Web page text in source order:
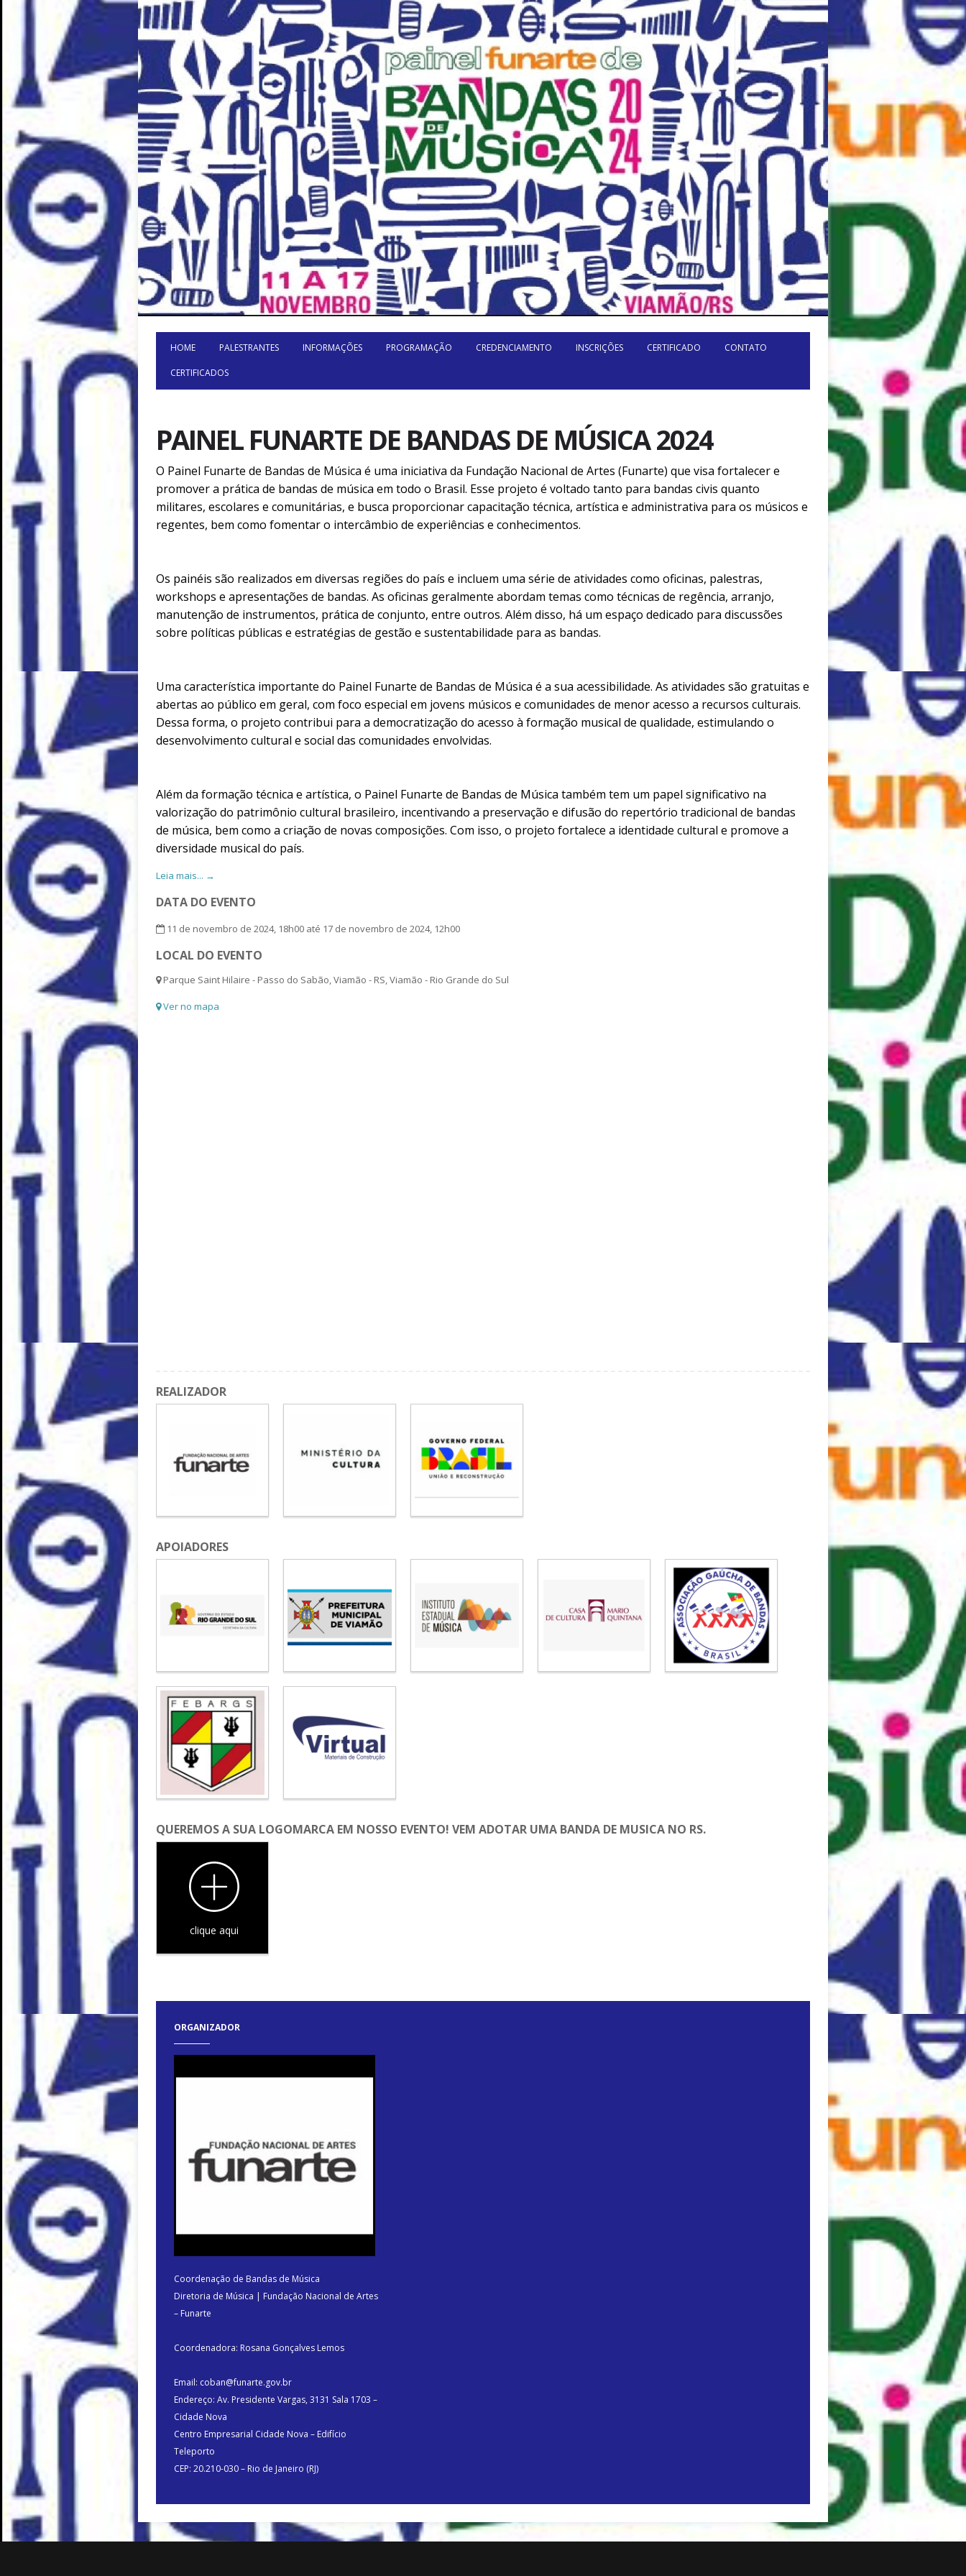
HOME PALESTRANTES INFORMAÇÕES PROGRAMAÇÃO CREDENCIAMENTO INSCRIÇÕES CERTIFICADO CONTATO
CERTIFICADOS
PAINEL FUNARTE DE BANDAS DE MÚSICA 2024
O Painel Funarte de Bandas de Música é uma iniciativa da Fundação Nacional de Artes (Funarte) que visa fortalecer e
promover a prática de bandas de música em todo o Brasil. Esse projeto é voltado tanto para bandas civis quanto
militares, escolares e comunitárias, e busca proporcionar capacitação técnica, artística e administrativa para os músicos e
regentes, bem como fomentar o intercâmbio de experiências e conhecimentos.
Os painéis são realizados em diversas regiões do país e incluem uma série de atividades como oficinas, palestras,
workshops e apresentações de bandas. As oficinas geralmente abordam temas como técnicas de regência, arranjo,
manutenção de instrumentos, prática de conjunto, entre outros. Além disso, há um espaço dedicado para discussões
sobre políticas públicas e estratégias de gestão e sustentabilidade para as bandas.
Uma característica importante do Painel Funarte de Bandas de Música é a sua acessibilidade. As atividades são gratuitas e
abertas ao público em geral, com foco especial em jovens músicos e comunidades de menor acesso a recursos culturais.
Dessa forma, o projeto contribui para a democratização do acesso à formação musical de qualidade, estimulando o
desenvolvimento cultural e social das comunidades envolvidas.
Além da formação técnica e artística, o Painel Funarte de Bandas de Música também tem um papel significativo na
valorização do patrimônio cultural brasileiro, incentivando a preservação e difusão do repertório tradicional de bandas
de música, bem como a criação de novas composições. Com isso, o projeto fortalece a identidade cultural e promove a
diversidade musical do país.
Leia mais... →
DATA DO EVENTO
11 de novembro de 2024, 18h00 até 17 de novembro de 2024, 12h00
LOCAL DO EVENTO
Parque Saint Hilaire - Passo do Sabão, Viamão - RS, Viamão - Rio Grande do Sul
Ver no mapa
REALIZADOR
APOIADORES
QUEREMOS A SUA LOGOMARCA EM NOSSO EVENTO! VEM ADOTAR UMA BANDA DE MUSICA NO RS.
clique aqui
ORGANIZADOR
Coordenação de Bandas de Música
Diretoria de Música | Fundação Nacional de Artes
– Funarte
Coordenadora: Rosana Gonçalves Lemos
Email: coban@funarte.gov.br
Endereço: Av. Presidente Vargas, 3131 Sala 1703 –
Cidade Nova
Centro Empresarial Cidade Nova – Edifício
Teleporto
CEP: 20.210-030 – Rio de Janeiro (RJ)